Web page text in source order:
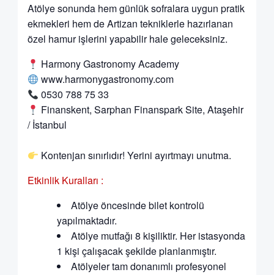
Atölye sonunda hem günlük sofralara uygun pratik
ekmekleri hem de Artizan tekniklerle hazırlanan
özel hamur işlerini yapabilir hale geleceksiniz.
Harmony Gastronomy Academy
www.harmonygastronomy.com
0530 788 75 33
Finanskent, Sarphan Finanspark Site, Ataşehir
/ İstanbul
Kontenjan sınırlıdır! Yerini ayırtmayı unutma.
Etkinlik Kuralları :
Atölye öncesinde bilet kontrolü
yapılmaktadır.
Atölye mutfağı 8 kişiliktir. Her istasyonda
1 kişi çalışacak şekilde planlanmıştır.
Atölyeler tam donanımlı profesyonel